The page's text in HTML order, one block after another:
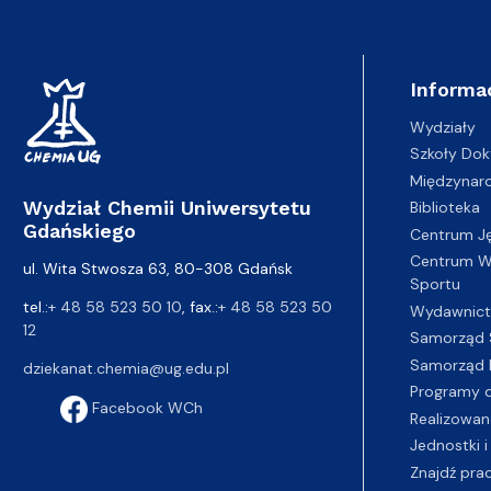
Wydział Chemii Uniwersytetu
Gdańskiego
ul. Wita Stwosza 63, 80-308 Gdańsk
tel.:+ 48 58 523 50 10 , fax.:+ 48 58 523 50
12
dziekanat.chemia@ug.edu.pl
Facebook WCh
Wydziały
Szkoły
Biblioteka
Centrum
Centrum
Sportu
Samorząd
Programy
Jednostki
Znajdź